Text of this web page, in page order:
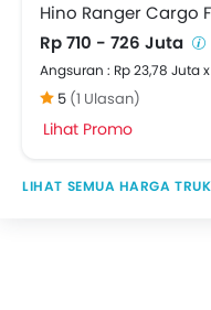
Hino Ranger Cargo
Rp 710 - 726 Juta
Angsuran : Rp 23,78 Juta
5 (1 Ulasan)
Lihat Promo
HARGA